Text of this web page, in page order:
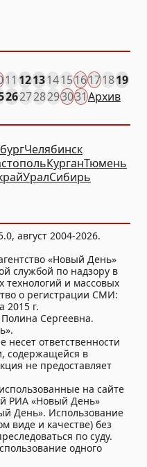
11 1213141516171819
262728293031Архив
Челябинск
КурганТюмень
УралСибирь
август 2004-2026.
«Новый День»
службой по надзору в
и массовых
о регистрации СМИ:
2015 г.
Сергеевна.
несет ответственности
содержащейся в
не предоставляет
на сайте
РИА «Новый День»
День». Использование
виде и качестве) без
по суду.
одного